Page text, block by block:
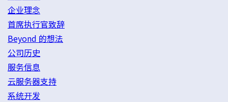
企业理念
首席执行官致辞
Beyond 的想法
公司历史
服务信息
云服务器支持
系统开发